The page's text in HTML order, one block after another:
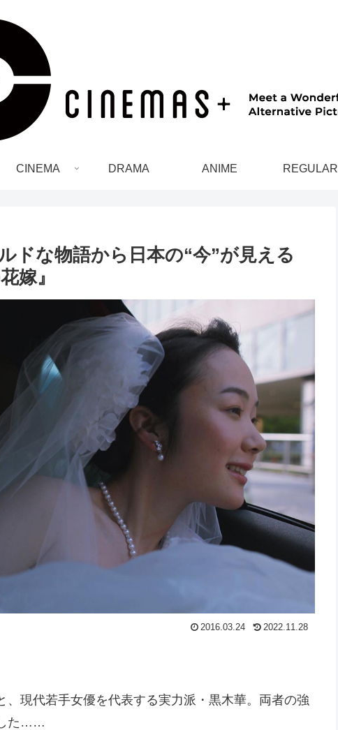
CINEMA DRAMA ANIME REGULAR
ドな物語から日本の“今”が見える
嫁』
2016.03.24 2022.11.28
、現代若手女優を代表する実力派・黒木華。両者の強
した……